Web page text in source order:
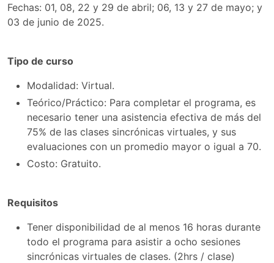
Fechas: 01, 08, 22 y 29 de abril; 06, 13 y 27 de mayo; y
03 de junio de 2025.
Tipo de curso
Modalidad: Virtual.
Teórico/Práctico: Para completar el programa, es
necesario tener una asistencia efectiva de más del
75% de las clases sincrónicas virtuales, y sus
evaluaciones con un promedio mayor o igual a 70.
Costo: Gratuito.
Requisitos
Tener disponibilidad de al menos 16 horas durante
todo el programa para asistir a ocho sesiones
sincrónicas virtuales de clases. (2hrs / clase)